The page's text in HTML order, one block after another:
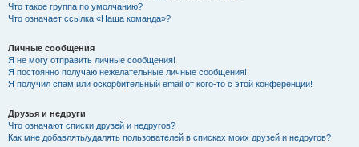
Что такое группа по умолчанию?
Что означает ссылка «Наша команда»?
Личные сообщения
Я не могу отправить личные сообщения!
Я постоянно получаю нежелательные личные сообщения!
Я получил спам или оскорбительный email от кого-то с этой конференции!
Друзья и недруги
Что означают списки друзей и недругов?
Как мне добавлять/удалять пользователей в списках моих друзей и недругов?